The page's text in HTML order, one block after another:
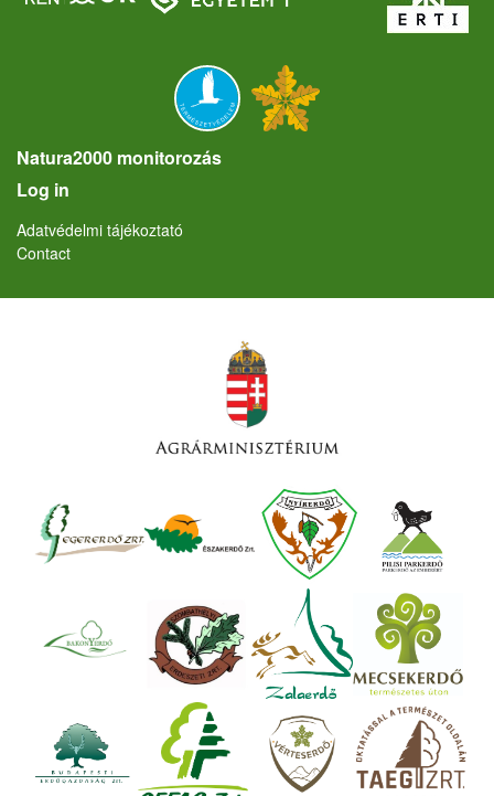
Natura2000 monitorozás
User account menu
Log in
Lábléc
Adatvédelmi tájékoztató
Contact